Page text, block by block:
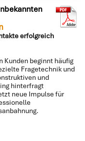
erfolgreich
Kunden beginnt häufig
Fragetechnik und
und
hinterfragt
neue Impulse für